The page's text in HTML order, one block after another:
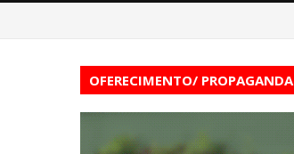
OFERECIMENTO/ PROPAGANDA